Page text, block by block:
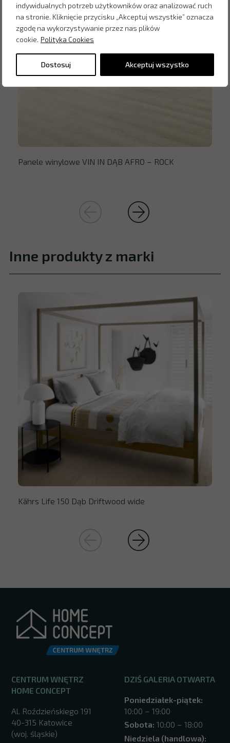
indywidualnych potrzeb użytkowników oraz analizować ruch
na stronie. Kliknięcie przycisku „Akceptuj wszystkie” oznacza
zgodę na wykorzystywanie przez nas plików
cookie. Polityka Cookies
Dostosuj Akceptuj wszystko
Panele winylowe VIN IN DĄB AFRO – ROCK
Inne produkty z marki
Kährs Life 150 Dąb Driftwood wide
CENTRUM WNĘTRZ
HOME CONCEPT
Al. Roździeńskiego 191
40-315 Katowice
(woj. śląskie)
DZIŚ GALERIA OTWARTA
Poniedziałek-piątek:
10:00 – 19:00
Sobota: 10:00 – 18:00
Niedziela (handlowa):